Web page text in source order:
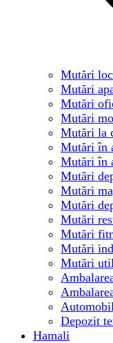
Mutări
Mutări
Mutări
Mutări
Mutări la
Mutări în
Mutări în
Mutări
Mutări
Mutări
Mutări
Mutări
Mutări
Mutări
Depozit
Hamali